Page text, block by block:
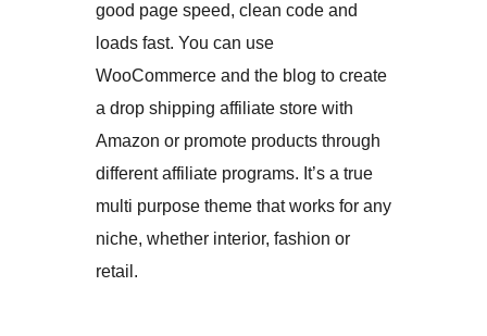
good page speed, clean code and
loads fast. You can use
WooCommerce and the blog to create
a drop shipping affiliate store with
Amazon or promote products through
different affiliate programs. It’s a true
multi purpose theme that works for any
niche, whether interior, fashion or
retail.